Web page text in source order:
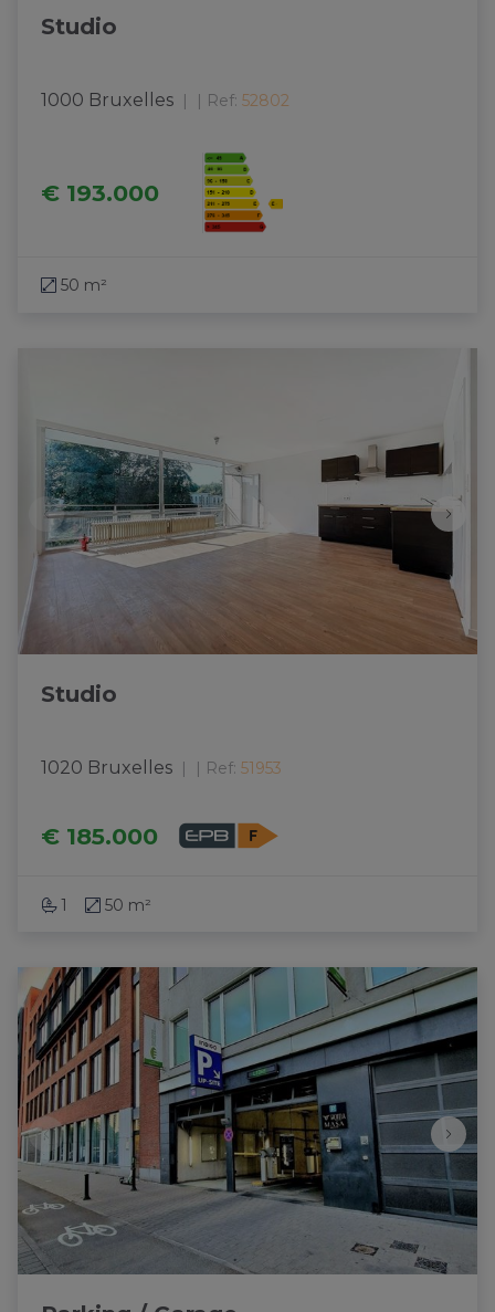
Studio
1000 Bruxelles Ref: 52802
€ 193.000
50 m²
Studio
1020 Bruxelles | Ref: 51953
€ 185.000
1 50 m²